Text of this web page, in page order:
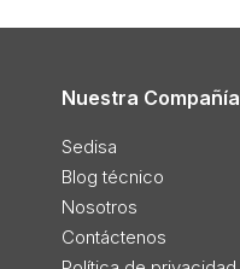
Nuestra Compañía
Sedisa
Blog técnico
Nosotros
Contáctenos